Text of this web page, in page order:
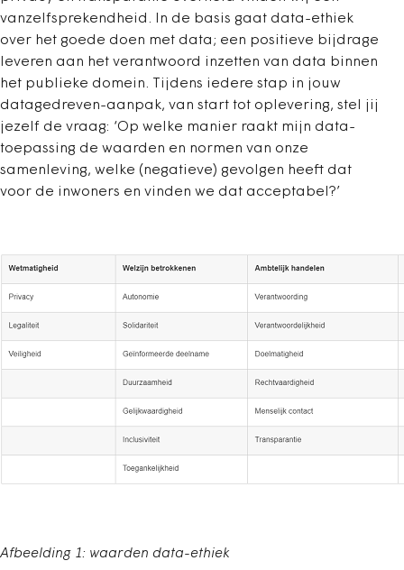
vanzelfsprekendheid. In de basis gaat data-ethiek
over het goede doen met data; een positieve bijdrage
leveren aan het verantwoord inzetten van data binnen
het publieke domein. Tijdens iedere stap in jouw
datagedreven-aanpak, van start tot oplevering, stel jij
jezelf de vraag: ‘Op welke manier raakt mijn data-
toepassing de waarden en normen van onze
samenleving, welke (negatieve) gevolgen heeft dat
voor de inwoners en vinden we dat acceptabel?’
Afbeelding 1: waarden data-ethiek